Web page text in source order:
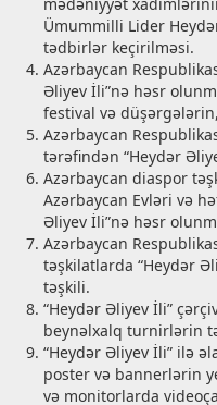
Ümummilli Lider
tədbirlər keçirilməsi.
Azərbaycan
Əliyev İli”nə həsr
festival və
Azərbaycan
tərəfindən “Heydər
Azərbaycan diaspor
Azərbaycan Evləri və
Əliyev İli”nə həsr
Azərbaycan
təşkilatlarda “Heydər
təşkili.
“Heydər Əliyev İli”
beynəlxalq turnirlərin
“Heydər Əliyev İli” ilə
poster və bannerlərin
və monitorlarda